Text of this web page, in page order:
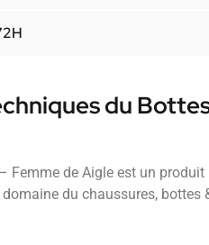
du
Femme de Aigle est un
du chaussures, bottes